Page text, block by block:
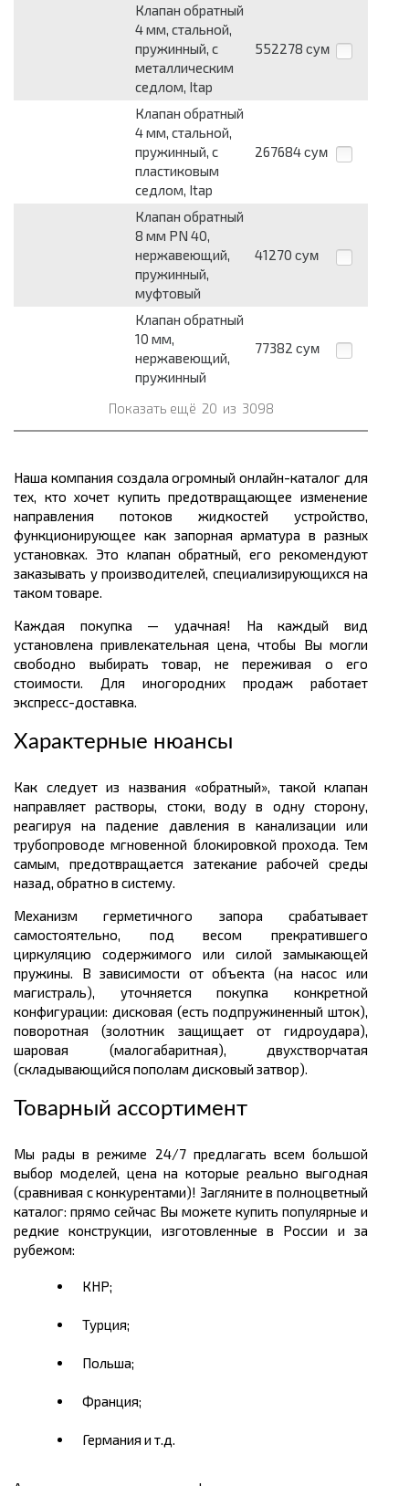
Клапан обратный
4 мм, стальной,
пружинный, с
металлическим
седлом, Itap
552278 сум
Клапан обратный
4 мм, стальной,
пружинный, с
пластиковым
седлом, Itap
267684 сум
Клапан обратный
8 мм PN 40,
нержавеющий,
пружинный,
муфтовый
41270 сум
Клапан обратный
10 мм,
нержавеющий,
пружинный
77382 сум
Показать ещё 20 из 3098
Наша компания создала огромный онлайн-каталог для
тех, кто хочет купить предотвращающее изменение
направления потоков жидкостей устройство,
функционирующее как запорная арматура в разных
установках. Это клапан обратный, его рекомендуют
заказывать у производителей, специализирующихся на
таком товаре.
Каждая покупка — удачная! На каждый вид
установлена привлекательная цена, чтобы Вы могли
свободно выбирать товар, не переживая о его
стоимости. Для иногородних продаж работает
экспресс-доставка.
Характерные нюансы
Как следует из названия «обратный», такой клапан
направляет растворы, стоки, воду в одну сторону,
реагируя на падение давления в канализации или
трубопроводе мгновенной блокировкой прохода. Тем
самым, предотвращается затекание рабочей среды
назад, обратно в систему.
Механизм герметичного запора срабатывает
самостоятельно, под весом прекратившего
циркуляцию содержимого или силой замыкающей
пружины. В зависимости от объекта (на насос или
магистраль), уточняется покупка конкретной
конфигурации: дисковая (есть подпружиненный шток),
поворотная (золотник защищает от гидроудара),
шаровая (малогабаритная), двухстворчатая
(складывающийся пополам дисковый затвор).
Товарный ассортимент
Мы рады в режиме 24/7 предлагать всем большой
выбор моделей, цена на которые реально выгодная
(сравнивая с конкурентами)! Загляните в полноцветный
каталог: прямо сейчас Вы можете купить популярные и
редкие конструкции, изготовленные в России и за
рубежом:
КНР;
Турция;
Польша;
Франция;
Германия и т.д.